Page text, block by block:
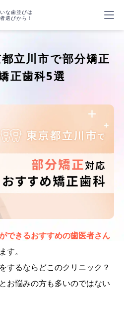
な歯並びは
選びから！
立川市で部分矯正
正歯科5選
できるおすすめの歯医者さん
す。
するならどこのクリニック？
お悩みの方も多いのではない